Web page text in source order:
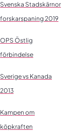
Svenska Stadskärnor
forskarspaning 2019
OPS Östlig
förbindelse
Sverige vs Kanada
2013
Kampen om
köpkraften